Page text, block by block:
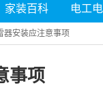
家装百科 电工
器安装应注意事项
事项